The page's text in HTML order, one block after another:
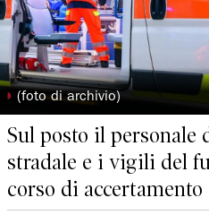
◗ (foto di archivio)
Sul posto il personale
stradale e i vigili del
corso di accertamento